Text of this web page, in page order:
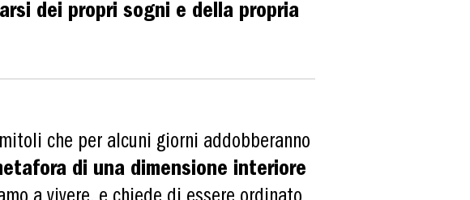
dei propri sogni e della propria
che per alcuni giorni addobberanno
di una dimensione interiore